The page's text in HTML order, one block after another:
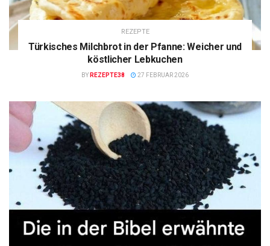
REZEPTE
Türkisches Milchbrot in der Pfanne: Weicher und
köstlicher Lebkuchen
BY REZEPTE38 27 FEBRUAR 2026